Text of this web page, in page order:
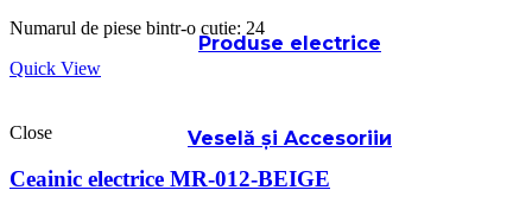
Produse electrice
Veselă și Accesoriiи
Numarul de piese bintr-o cutie: 24
Quick View
Close
Ceainic electrice MR-012-BEIGE